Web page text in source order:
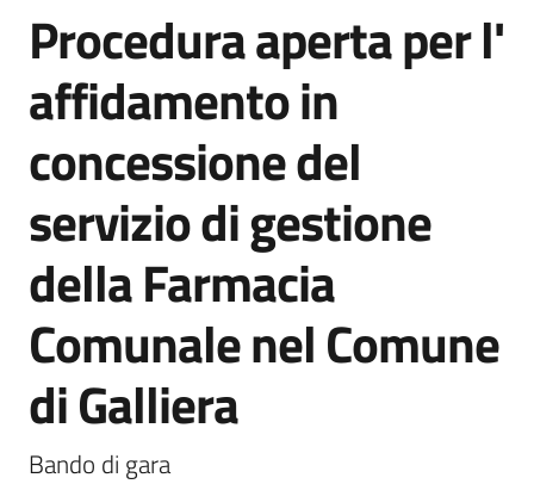
Menu selezionato
Servizi
Vivere
Galliera
Amministrazione
Trasparente
Tutti
gli
argomenti...
Salta al contenuto
Procedura aperta per l'
affidamento in
concessione del
servizio di gestione
della Farmacia
Comunale nel Comune
di Galliera
Bando di gara